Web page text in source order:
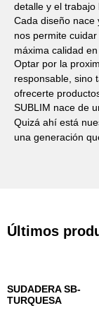
detalle y el trabajo
Cada diseño nace
nos permite
máxima calidad
Optar por la
responsable, sino
ofrecerte
SUBLIM nace de
Quizá ahí está
una generación
Últimos
SUDADERA SB-
TURQUESA